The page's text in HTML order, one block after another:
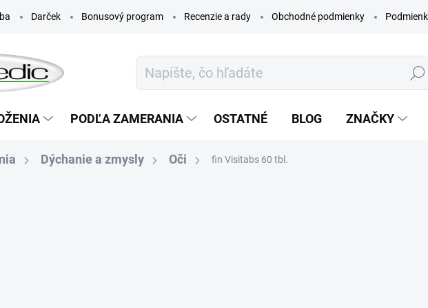
Darček Bonusový program Recenzie a rady Obchodné podmienky
Hľadať
PODĽA ZAMERANIA OSTATNÉ BLOG ZNAČKY
Dýchanie a zmysly Oči fin Visitabs 60 tbl.